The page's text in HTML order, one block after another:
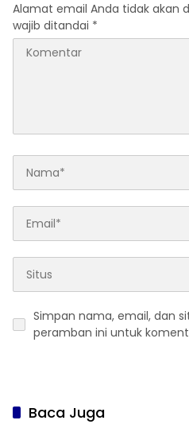
Alamat email Anda tidak akan
wajib ditandai *
Simpan nama, email, dan
peramban ini untuk
Baca Juga